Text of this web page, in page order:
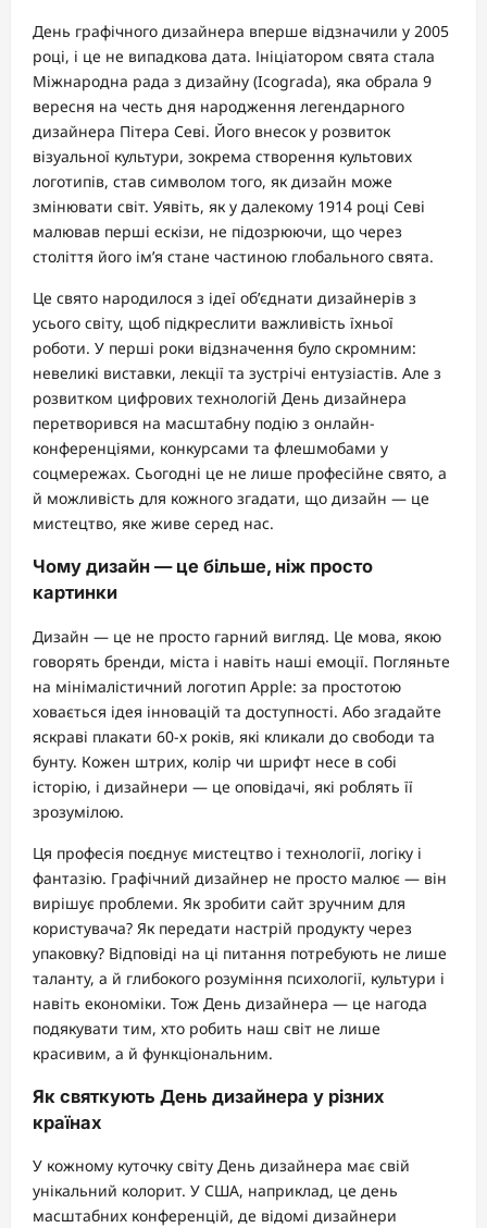
День графічного дизайнера вперше відзначили у 2005
році, і це не випадкова дата. Ініціатором свята стала
Міжнародна рада з дизайну (Icograda), яка обрала 9
вересня на честь дня народження легендарного
дизайнера Пітера Севі. Його внесок у розвиток
візуальної культури, зокрема створення культових
логотипів, став символом того, як дизайн може
змінювати світ. Уявіть, як у далекому 1914 році Севі
малював перші ескізи, не підозрюючи, що через
століття його ім’я стане частиною глобального свята.
Це свято народилося з ідеї об’єднати дизайнерів з
усього світу, щоб підкреслити важливість їхньої
роботи. У перші роки відзначення було скромним:
невеликі виставки, лекції та зустрічі ентузіастів. Але з
розвитком цифрових технологій День дизайнера
перетворився на масштабну подію з онлайн-
конференціями, конкурсами та флешмобами у
соцмережах. Сьогодні це не лише професійне свято, а
й можливість для кожного згадати, що дизайн — це
мистецтво, яке живе серед нас.
Чому дизайн — це більше, ніж просто
картинки
Дизайн — це не просто гарний вигляд. Це мова, якою
говорять бренди, міста і навіть наші емоції. Погляньте
на мінімалістичний логотип Apple: за простотою
ховається ідея інновацій та доступності. Або згадайте
яскраві плакати 60-х років, які кликали до свободи та
бунту. Кожен штрих, колір чи шрифт несе в собі
історію, і дизайнери — це оповідачі, які роблять її
зрозумілою.
Ця професія поєднує мистецтво і технології, логіку і
фантазію. Графічний дизайнер не просто малює — він
вирішує проблеми. Як зробити сайт зручним для
користувача? Як передати настрій продукту через
упаковку? Відповіді на ці питання потребують не лише
таланту, а й глибокого розуміння психології, культури і
навіть економіки. Тож День дизайнера — це нагода
подякувати тим, хто робить наш світ не лише
красивим, а й функціональним.
Як святкують День дизайнера у різних
країнах
У кожному куточку світу День дизайнера має свій
унікальний колорит. У США, наприклад, це день
масштабних конференцій, де відомі дизайнери